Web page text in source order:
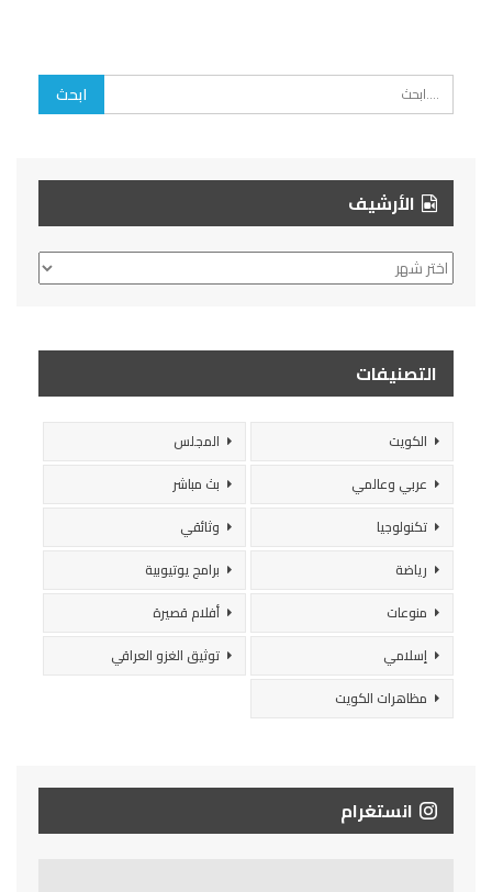
الأرشيف
الأرشيف
التصنيفات
الكويت
المجلس
عربي وعالمي
بث مباشر
تكنولوجيا
وثائقي
رياضة
برامج يوتيوبية
منوعات
أفلام قصيرة
إسلامي
توثيق الغزو العراقي
مظاهرات الكويت
انستغرام